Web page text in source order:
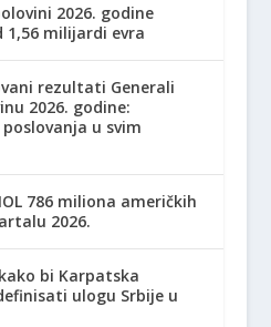
2026. godine
milijardi evra
rezultati Generali
2026. godine:
u svim
786 miliona američkih
2026.
bi Karpatska
ulogu Srbije u